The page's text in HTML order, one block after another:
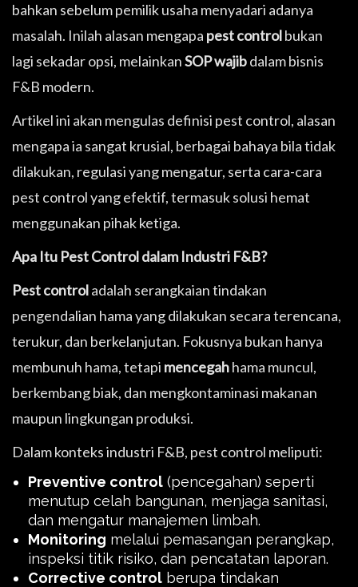
bahkan sebelum pemilik usaha menyadari adanya
masalah. Inilah alasan mengapa pest controlbukan
lagi sekadar opsi, melainkanSOP wajibdalam bisnis
F&B modern.
Artikel ini akan mengulas definisi pest control, alasan
mengapa ia sangat krusial, berbagai bahaya bila tidak
dilakukan, regulasi yang mengatur, serta cara-cara
pest control yang efektif, termasuk solusi hemat
menggunakan pihak ketiga.
Apa Itu Pest Control dalam Industri F&B?
Pest controladalah serangkaian tindakan
pengendalian hama yang dilakukan secara terencana,
terukur, dan berkelanjutan. Fokusnya bukan hanya
membunuh hama, tetapi mencegahhama muncul,
berkembang biak, dan mengkontaminasi makanan
maupun lingkungan produksi.
Dalam konteks industri F&B, pest control meliputi:
Preventive control (pencegahan) seperti
menutup celah bangunan, menjaga sanitasi,
dan mengatur manajemen limbah.
Monitoring melalui pemasangan perangkap,
inspeksi titik risiko, dan pencatatan laporan.
Corrective control berupa tindakan